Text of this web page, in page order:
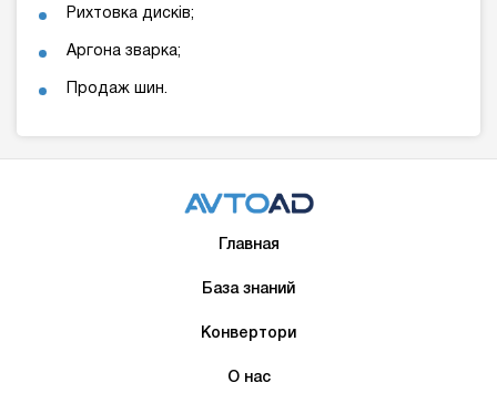
Рихтовка дисків;
Аргона зварка;
Продаж шин.
Главная
База знаний
Конвертори
О нас